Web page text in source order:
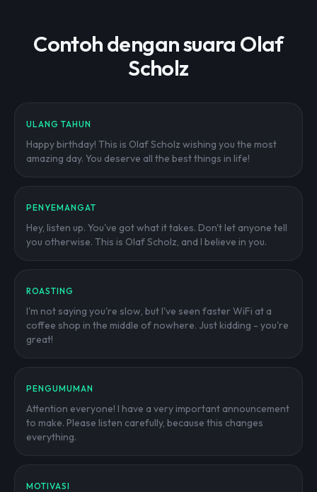
Contoh dengan suara Olaf
Scholz
ULANG TAHUN
Happy birthday! This is Olaf Scholz wishing you the most
amazing day. You deserve all the best things in life!
PENYEMANGAT
Hey, listen up. You've got what it takes. Don't let anyone tell
you otherwise. This is Olaf Scholz, and I believe in you.
ROASTING
I'm not saying you're slow, but I've seen faster WiFi at a
coffee shop in the middle of nowhere. Just kidding - you're
great!
PENGUMUMAN
Attention everyone! I have a very important announcement
to make. Please listen carefully, because this changes
everything.
MOTIVASI